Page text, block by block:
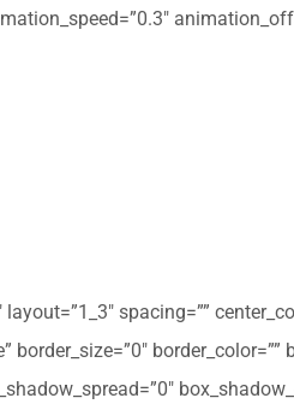
spacing=””